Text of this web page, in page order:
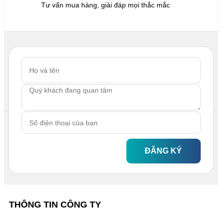
Tư vấn mua hàng, giải đáp mọi thắc mắc
ĐĂNG KÝ
THÔNG TIN CÔNG TY